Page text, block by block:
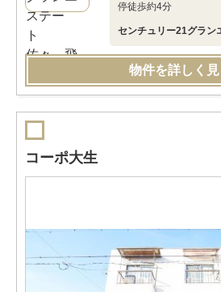
停徒歩約4分
センチュリー21グラ
物件を詳しく見
コーポ大生